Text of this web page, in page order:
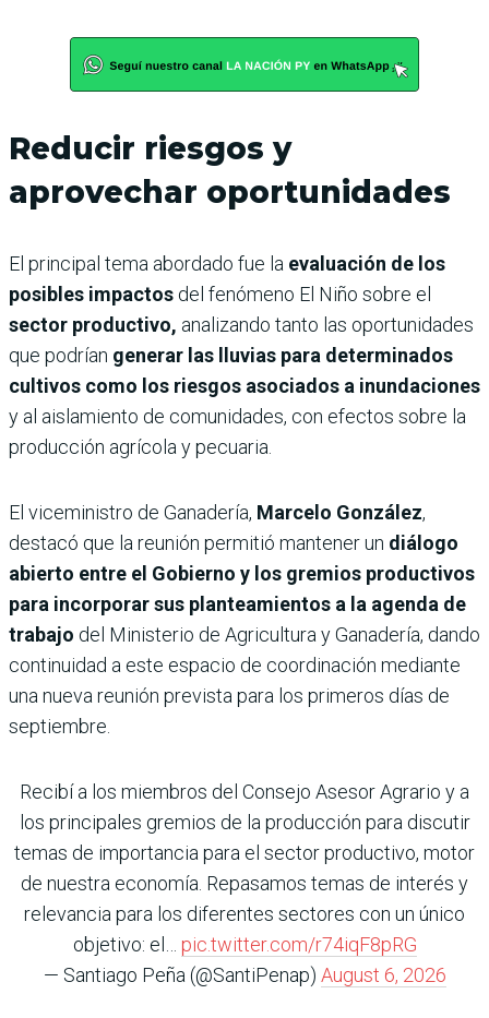
Reducir riesgos y
aprovechar oportunidades
El principal tema abordado fue la evaluación de los
posibles impactos del fenómeno El Niño sobre el
sector productivo, analizando tanto las oportunidades
que podrían generar las lluvias para determinados
cultivos como los riesgos asociados a inundaciones
y al aislamiento de comunidades, con efectos sobre la
producción agrícola y pecuaria.
El viceministro de Ganadería, Marcelo González,
destacó que la reunión permitió mantener un diálogo
abierto entre el Gobierno y los gremios productivos
para incorporar sus planteamientos a la agenda de
trabajo del Ministerio de Agricultura y Ganadería, dando
continuidad a este espacio de coordinación mediante
una nueva reunión prevista para los primeros días de
septiembre.
Recibí a los miembros del Consejo Asesor Agrario y a
los principales gremios de la producción para discutir
temas de importancia para el sector productivo, motor
de nuestra economía. Repasamos temas de interés y
relevancia para los diferentes sectores con un único
objetivo: el… pic.twitter.com/r74iqF8pRG
— Santiago Peña (@SantiPenap) August 6, 2026